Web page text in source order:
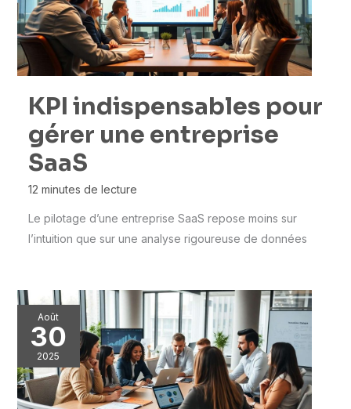
KPI indispensables pour
gérer une entreprise
SaaS
12 minutes de lecture
Le pilotage d’une entreprise SaaS repose moins sur
l’intuition que sur une analyse rigoureuse de données
Août
30
2025